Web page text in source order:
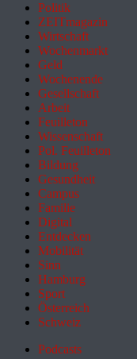
Politik
ZEITmagazin
Wirtschaft
Wochenmarkt
Geld
Wochenende
Gesellschaft
Arbeit
Feuilleton
Wissenschaft
Pol. Feuilleton
Bildung
Gesundheit
Campus
Familie
Digital
Entdecken
Mobilität
Sinn
Hamburg
Sport
Österreich
Schweiz
Podcasts